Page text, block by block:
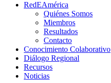
RedEAmérica
Quiénes Somos
Miembros
Resultados
Contacto
Conocimiento Colaborativo
Diálogo Regional
Recursos
Noticias